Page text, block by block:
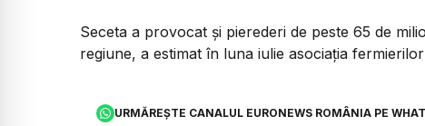
Seceta a provocat şi pierederi de peste 65 de
regiune, a estimat în luna iulie asociaţia
URMĂREȘTE CANALUL EURONEWS ROMÂNIA PE